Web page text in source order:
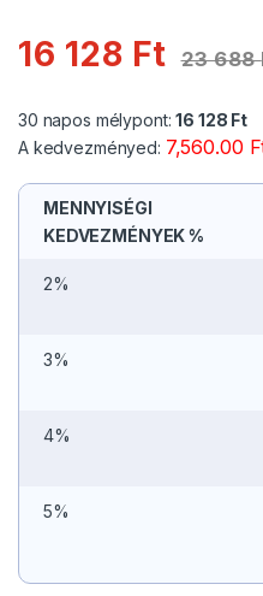
16 128 Ft 23 688
30 napos mélypont:16 128 Ft
A kedvezményed: 7,560.00
MENNYISÉGI
KEDVEZMÉNYEK %
2%
3%
4%
5%